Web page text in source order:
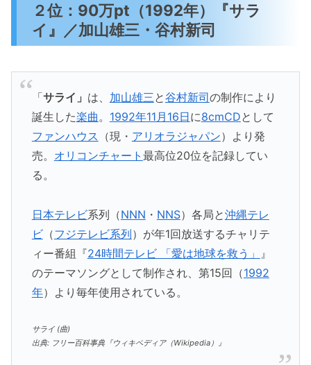
２位：90万pt（1992年）『サラ
イ』／加山雄三・谷村新司
「サライ」 は、 加山雄三と谷村新司の制作により
誕生した楽曲 。 1992年11月16日に8cmCDとして
ファンハウス （現・ アリオラジャパン）より発
売。 オリコンチャート 最高位20位を記録してい
る。
日本テレビ系列（NNN ・ NNS）各局と沖縄テレ
ビ（フジテレビ系列）が年1回放送するチャリテ
ィー番組『24時間テレビ 「愛は地球を救う」
』
のテーマソングとして制作され、第15回（1992
年）より毎年使用されている。
サライ (曲)
出典: フリー百科事典『ウィキペディア（Wikipedia）』